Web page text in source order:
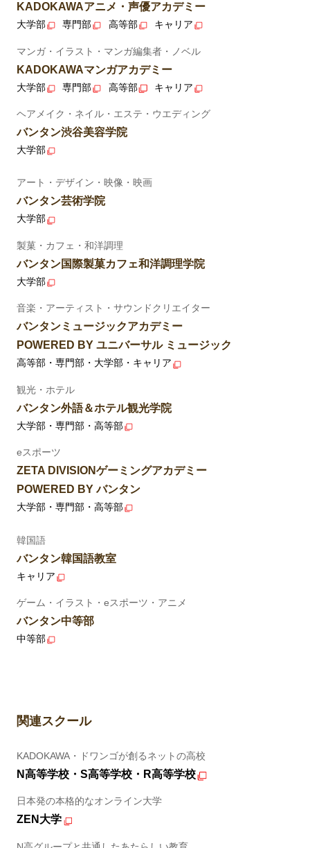
KADOKAWAアニメ・声優アカデミー
大学部 専門部 高等部 キャリア
マンガ・イラスト・マンガ編集者・ノベル
KADOKAWAマンガアカデミー
大学部 専門部 高等部 キャリア
ヘアメイク・ネイル・エステ・ウエディング
バンタン渋谷美容学院
大学部
アート・デザイン・映像・映画
バンタン芸術学院
大学部
製菓・カフェ・和洋調理
バンタン国際製菓カフェ和洋調理学院
大学部
音楽・アーティスト・サウンドクリエイター
バンタンミュージックアカデミー
POWERED BY ユニバーサル ミュージック
高等部・専門部・大学部・キャリア
観光・ホテル
バンタン外語＆ホテル観光学院
大学部・専門部・高等部
eスポーツ
ZETA DIVISIONゲーミングアカデミー
POWERED BY バンタン
大学部・専門部・高等部
韓国語
バンタン韓国語教室
キャリア
ゲーム・イラスト・eスポーツ・アニメ
バンタン中等部
中等部
関連スクール
KADOKAWA・ドワンゴが創るネットの高校
N高等学校・S高等学校・R高等学校
日本発の本格的なオンライン大学
ZEN大学